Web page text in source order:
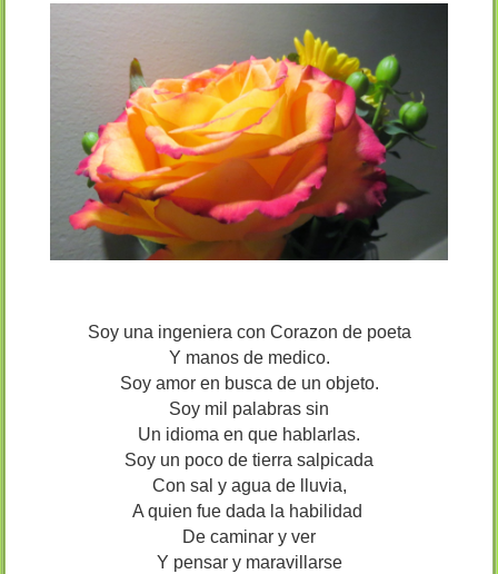
Soy una ingeniera con Corazon de poeta
Y manos de medico.
Soy amor en busca de un objeto.
Soy mil palabras sin
Un idioma en que hablarlas.
Soy un poco de tierra salpicada
Con sal y agua de lluvia,
A quien fue dada la habilidad
De caminar y ver
Y pensar y maravillarse